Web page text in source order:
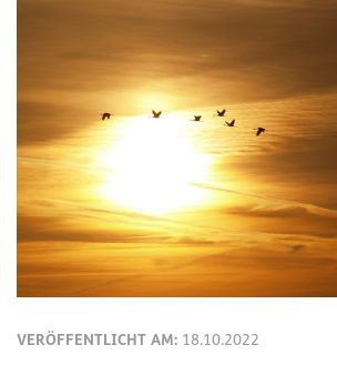
VERÖFFENTLICHT AM: 18.10.2022